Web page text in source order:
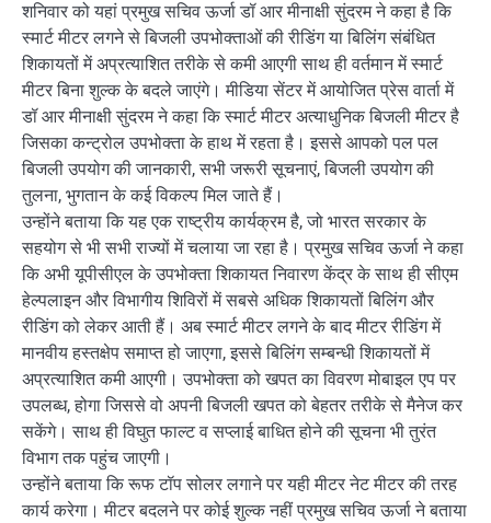
शनिवार को यहां प्रमुख सचिव ऊर्जा डॉ आर मीनाक्षी सुंदरम ने कहा है कि
स्मार्ट मीटर लगने से बिजली उपभोक्ताओं की रीडिंग या बिलिंग संबंधित
शिकायतों में अप्रत्याशित तरीके से कमी आएगी साथ ही वर्तमान में स्मार्ट
मीटर बिना शुल्क के बदले जाएंगे। मीडिया सेंटर में आयोजित प्रेस वार्ता में
डॉ आर मीनाक्षी सुंदरम ने कहा कि स्मार्ट मीटर अत्याधुनिक बिजली मीटर है
जिसका कन्ट्रोल उपभोक्ता के हाथ में रहता है। इससे आपको पल पल
बिजली उपयोग की जानकारी, सभी जरूरी सूचनाएं, बिजली उपयोग की
तुलना, भुगतान के कई विकल्प मिल जाते हैं।
उन्होंने बताया कि यह एक राष्ट्रीय कार्यक्रम है, जो भारत सरकार के
सहयोग से भी सभी राज्यों में चलाया जा रहा है। प्रमुख सचिव ऊर्जा ने कहा
कि अभी यूपीसीएल के उपभोक्ता शिकायत निवारण केंद्र के साथ ही सीएम
हेल्पलाइन और विभागीय शिविरों में सबसे अधिक शिकायतों बिलिंग और
रीडिंग को लेकर आती हैं। अब स्मार्ट मीटर लगने के बाद मीटर रीडिंग में
मानवीय हस्तक्षेप समाप्त हो जाएगा, इससे बिलिंग सम्बन्धी शिकायतों में
अप्रत्याशित कमी आएगी। उपभोक्ता को खपत का विवरण मोबाइल एप पर
उपलब्ध, होगा जिससे वो अपनी बिजली खपत को बेहतर तरीके से मैनेज कर
सकेंगे। साथ ही विघुत फाल्ट व सप्लाई बाधित होने की सूचना भी तुरंत
विभाग तक पहुंच जाएगी।
उन्होंने बताया कि रूफ टॉप सोलर लगाने पर यही मीटर नेट मीटर की तरह
कार्य करेगा। मीटर बदलने पर कोई शुल्क नहीं प्रमुख सचिव ऊर्जा ने बताया